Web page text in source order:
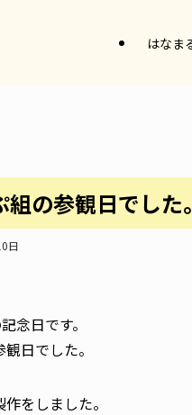
はなま
の参観日でした。
日
念日です。
日でした。
をしました。